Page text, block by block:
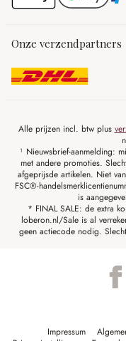
Onze verzendpartners
Alle prijzen incl. btw plus
¹ Nieuwsbrief-aanmelding:
met andere promoties.
afgeprijsde artikelen. Niet
FSC®-
is
* FINAL SALE: de extra
loberon.nl/Sale is al
geen actiecode nodig.
Impressum